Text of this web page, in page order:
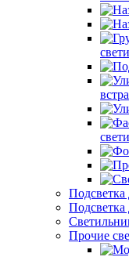
Подсветка
Подсветка
Прочие